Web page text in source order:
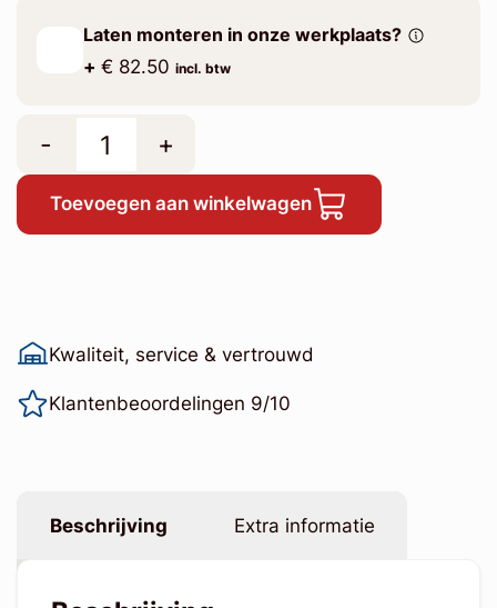
Laten monteren in onze werkplaats?
+ € 82.50 incl. btw
- +
Toevoegen aan winkelwagen
Kwaliteit, service & vertrouwd
Klantenbeoordelingen 9/10
Beschrijving Extra informatie